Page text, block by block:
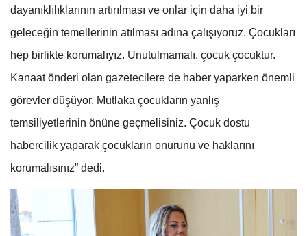
dayanıklılıklarının artırılması ve onlar için daha iyi bir
geleceğin temellerinin atılması adına çalışıyoruz. Çocukları
hep birlikte korumalıyız. Unutulmamalı, çocuk çocuktur.
Kanaat önderi olan gazetecilere de haber yaparken önemli
görevler düşüyor. Mutlaka çocukların yanlış
temsiliyetlerinin önüne geçmelisiniz. Çocuk dostu
habercilik yaparak çocukların onurunu ve haklarını
korumalısınız” dedi.